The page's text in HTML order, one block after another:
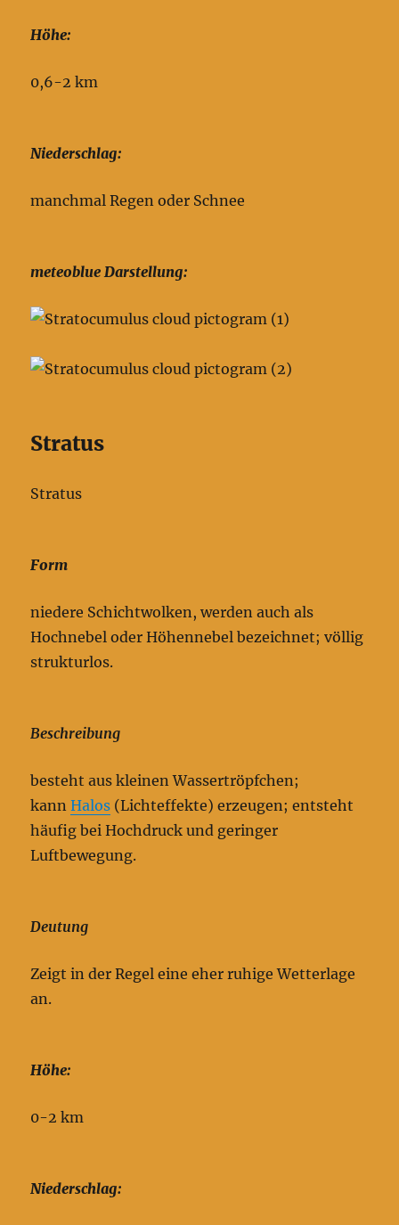
Höhe:
0,6-2 km
Niederschlag:
manchmal Regen oder Schnee
meteoblue Darstellung:
Stratus
Stratus
Form
niedere Schichtwolken, werden auch als
Hochnebel oder Höhennebel bezeichnet; völlig
strukturlos.
Beschreibung
besteht aus kleinen Wassertröpfchen;
kannHalos (Lichteffekte) erzeugen; entsteht
häufig bei Hochdruck und geringer
Luftbewegung.
Deutung
Zeigt in der Regel eine eher ruhige Wetterlage
an.
Höhe:
0-2 km
Niederschlag: